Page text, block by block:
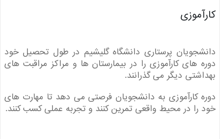
پرستاری دانشگاه گلیشیم در طول تحصیل خود
های کارآموزی را در بیمارستان ها و مراکز مراقبت های
دیگر می گذرانند.
کارآموزی به دانشجویان فرصتی می دهد تا مهارت های
در محیط واقعی تمرین کنند و تجربه عملی کسب کنند.